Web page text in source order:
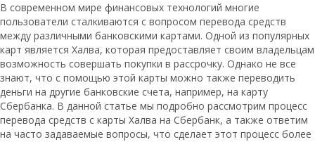
В современном мире финансовых технологий многие
пользователи сталкиваются с вопросом перевода средств
между различными банковскими картами. Одной из популярных
карт является Халва, которая предоставляет своим владельцам
возможность совершать покупки в рассрочку. Однако не все
знают, что с помощью этой карты можно также переводить
деньги на другие банковские счета, например, на карту
Сбербанка. В данной статье мы подробно рассмотрим процесс
перевода средств с карты Халва на Сбербанк, а также ответим
на часто задаваемые вопросы, что сделает этот процесс более